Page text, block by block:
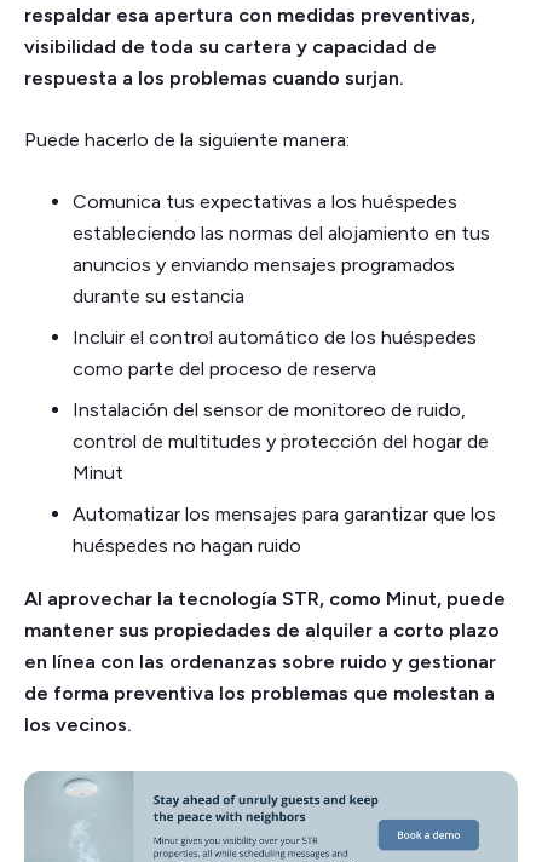
respaldar esa apertura con medidas preventivas,
visibilidad de toda su cartera y capacidad de
respuesta a los problemas cuando surjan.
Puede hacerlo de la siguiente manera:
Comunica tus expectativas a los huéspedes
estableciendo las normas del alojamiento en tus
anuncios y enviando mensajes programados
durante su estancia
Incluir el control automático de los huéspedes
como parte del proceso de reserva
Instalación del sensor de monitoreo de ruido,
control de multitudes y protección del hogar de
Minut
Automatizar los mensajes para garantizar que los
huéspedes no hagan ruido
Al aprovechar la tecnología STR, como Minut, puede
mantener sus propiedades de alquiler a corto plazo
en línea con las ordenanzas sobre ruido y gestionar
de forma preventiva los problemas que molestan a
los vecinos.